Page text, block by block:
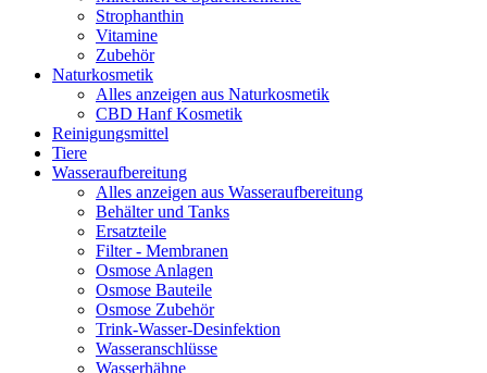
Strophanthin
Vitamine
Zubehör
Naturkosmetik
Alles anzeigen aus Naturkosmetik
CBD Hanf Kosmetik
Reinigungsmittel
Tiere
Wasseraufbereitung
Alles anzeigen aus Wasseraufbereitung
Behälter und Tanks
Ersatzteile
Filter - Membranen
Osmose Anlagen
Osmose Bauteile
Osmose Zubehör
Trink-Wasser-Desinfektion
Wasseranschlüsse
Wasserhähne